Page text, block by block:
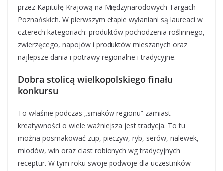
przez Kapitułę Krajową na Międzynarodowych Targach
Poznańskich. W pierwszym etapie wyłaniani są laureaci w
czterech kategoriach: produktów pochodzenia roślinnego,
zwierzęcego, napojów i produktów mieszanych oraz
najlepsze dania i potrawy regionalne i tradycyjne.
Dobra stolicą wielkopolskiego finału
konkursu
To właśnie podczas „smaków regionu” zamiast
kreatywności o wiele ważniejsza jest tradycja. To tu
można posmakować zup, pieczyw, ryb, serów, nalewek,
miodów, win oraz ciast robionych wg tradycyjnych
receptur. W tym roku swoje podwoje dla uczestników